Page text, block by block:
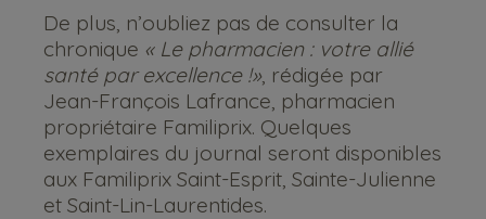
De plus, n’oubliez pas de consulter la
chronique « Le pharmacien : votre allié
santé par excellence !», rédigée par
Jean-François Lafrance, pharmacien
propriétaire Familiprix. Quelques
exemplaires du journal seront disponibles
aux Familiprix Saint-Esprit, Sainte-Julienne
et Saint-Lin-Laurentides.